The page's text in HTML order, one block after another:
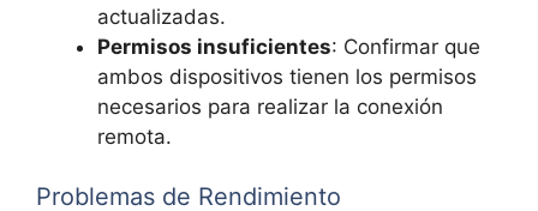
actualizadas.
Permisos insuficientes: Confirmar que
ambos dispositivos tienen los permisos
necesarios para realizar la conexión
remota.
Problemas de Rendimiento